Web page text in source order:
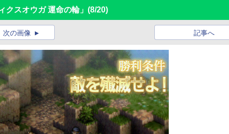
クスオウガ 運命の輪」 (8/20)
記事へ
次の画像